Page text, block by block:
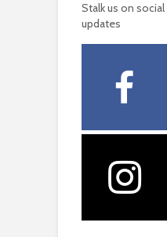
Stalk us on
updates